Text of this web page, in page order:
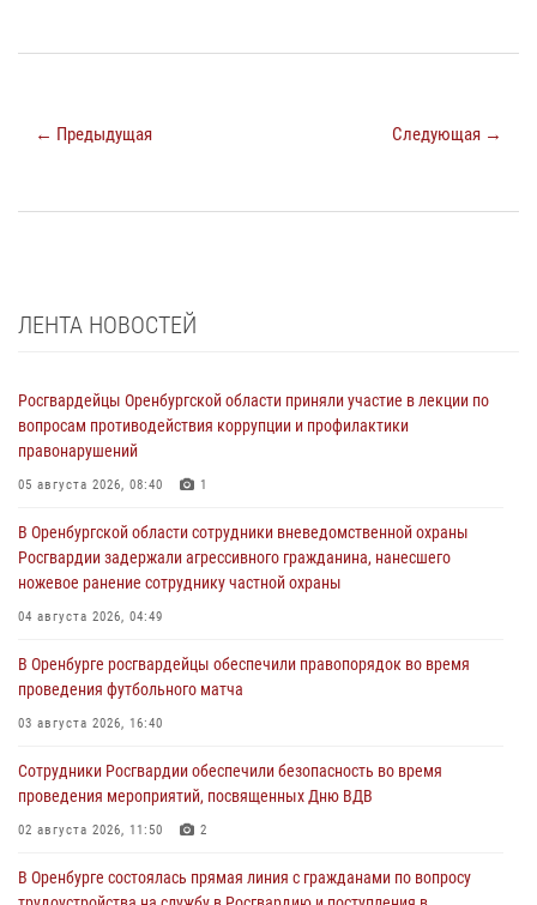
← Предыдущая Следующая →
ЛЕНТА НОВОСТЕЙ
Росгвардейцы Оренбургской области приняли участие в лекции по
вопросам противодействия коррупции и профилактики
правонарушений
05 августа 2026, 08:40 1
В Оренбургской области сотрудники вневедомственной охраны
Росгвардии задержали агрессивного гражданина, нанесшего
ножевое ранение сотруднику частной охраны
04 августа 2026, 04:49
В Оренбурге росгвардейцы обеспечили правопорядок во время
проведения футбольного матча
03 августа 2026, 16:40
Сотрудники Росгвардии обеспечили безопасность во время
проведения мероприятий, посвященных Дню ВДВ
02 августа 2026, 11:50 2
В Оренбурге состоялась прямая линия с гражданами по вопросу